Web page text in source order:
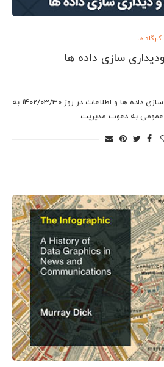
کارگاه ها
سازی داده ها
سمینار اینفوگرافیک و دیداری سازی داده ها و اطلاعات در روز 1402/03/30 به
عمومی به دعوت مدیریت…